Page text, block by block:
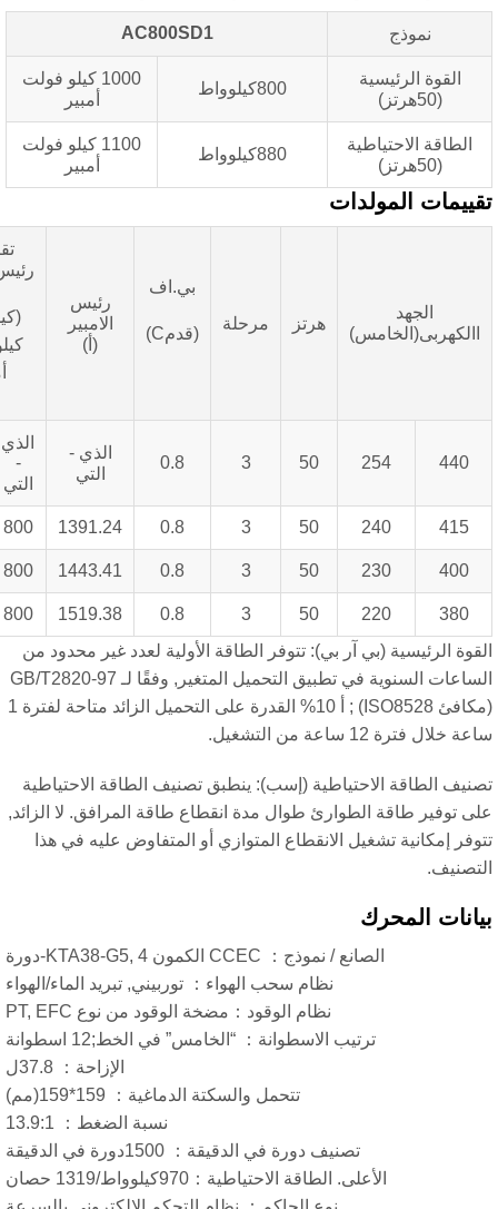
AC800SD1
الرئيسية
800كيلوواط
1000 كيلو فولت
880كيلوواط
1100 كيلو فولت
المولدات
هرتز مرحلة
(قدمC)
رئيس
الامبير
(أ)
رئيس الوزراء
(كيلوواط/
كيلو فولت
254
50
3
0.8
الذي -
التي
الذي
-
التي
الذي
- التي
240
50
3
0.8
1391.24
800
1000
230
50
3
0.8
1443.41
800
1000
220
50
3
0.8
1519.38
800
1000
(بي آر بي): تتوفر الطاقة الأولية لعدد غير محدود من
الساعات السنوية في تطبيق التحميل المتغير, وفقًا لـ GB/T2820-97
(مكافئ ISO8528) ; أ 10% القدرة على التحميل الزائد متاحة لفترة 1
من التشغيل.
الاحتياطية (إسب): ينطبق تصنيف الطاقة الاحتياطية
طاقة الطوارئ طوال مدة انقطاع طاقة المرافق. لا الزائد,
تشغيل الانقطاع المتوازي أو المتفاوض عليه في هذا
الصانع / نموذج： CCEC الكمون KTA38-G5, 4-دورة
نظام سحب الهواء： توربيني, تبريد الماء/الهواء
نظام الوقود：مضخة الوقود من نوع PT, EFC
ترتيب الاسطوانة： “الخامس” في الخط;12 اسطوانة
تتحمل والسكتة الدماغية： 159*159(مم)
نسبة الضغط： 13.9:1
تصنيف دورة في الدقيقة： 1500دورة في الدقيقة
الأعلى. الطاقة الاحتياطية：970كيلوواط/1319 حصان